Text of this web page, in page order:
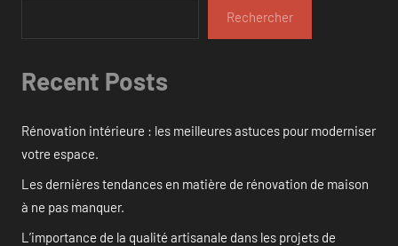
Rechercher
Recent Posts
Rénovation intérieure : les meilleures astuces pour moderniser
votre espace.
Les dernières tendances en matière de rénovation de maison
à ne pas manquer.
L’importance de la qualité artisanale dans les projets de